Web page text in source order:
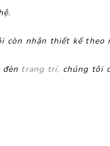
nhận thiết kế theo
trang trí, chúng tôi